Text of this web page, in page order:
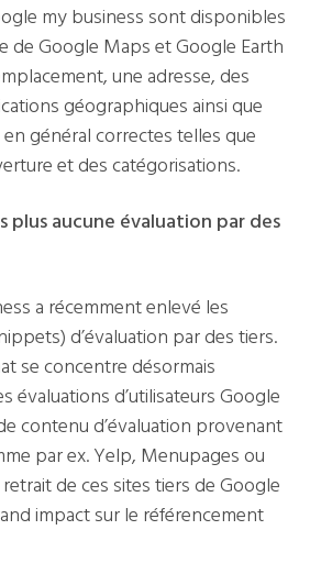
my business sont disponibles
de Google Maps et Google Earth
une adresse, des
géographiques ainsi que
général correctes telles que
et des catégorisations.
plus aucune évaluation par des
a récemment enlevé les
d’évaluation par des tiers.
se concentre désormais
évaluations d’utilisateurs Google
contenu d’évaluation provenant
par ex. Yelp, Menupages ou
de ces sites tiers de Google
impact sur le référencement